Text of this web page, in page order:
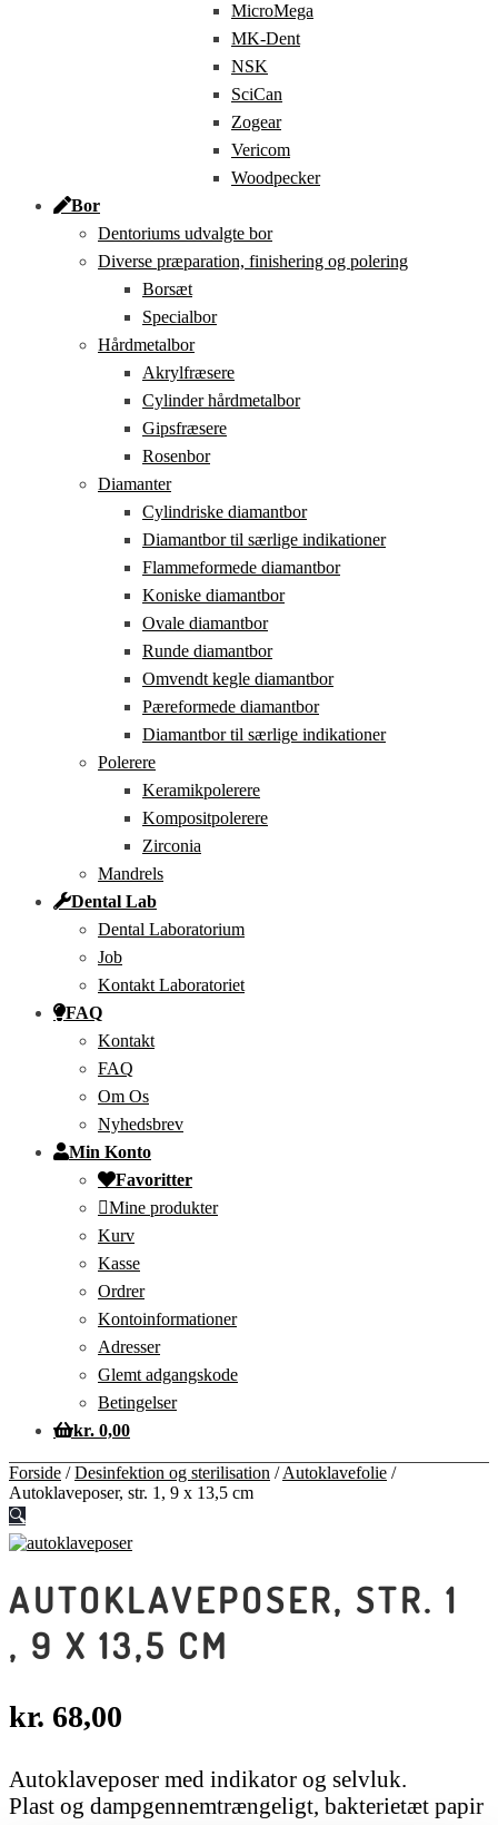
MicroMega
MK-Dent
NSK
SciCan
Zogear
Vericom
Woodpecker
Bor
Dentoriums udvalgte bor
Diverse præparation, finishering og polering
Borsæt
Specialbor
Hårdmetalbor
Akrylfræsere
Cylinder hårdmetalbor
Gipsfræsere
Rosenbor
Diamanter
Cylindriske diamantbor
Diamantbor til særlige indikationer
Flammeformede diamantbor
Koniske diamantbor
Ovale diamantbor
Runde diamantbor
Omvendt kegle diamantbor
Pæreformede diamantbor
Diamantbor til særlige indikationer
Polerere
Keramikpolerere
Kompositpolerere
Zirconia
Mandrels
Dental Lab
Dental Laboratorium
Job
Kontakt Laboratoriet
FAQ
Kontakt
FAQ
Om Os
Nyhedsbrev
Min Konto
Favoritter
Mine produkter
Kurv
Kasse
Ordrer
Kontoinformationer
Adresser
Glemt adgangskode
Betingelser
kr. 0,00
Forside /Desinfektion og sterilisation /Autoklavefolie /
Autoklaveposer, str. 1, 9 x 13,5 cm
🔍
AUTOKLAVEPOSER, STR. 1
, 9 X 13,5 CM
kr. 68,00
Autoklaveposer med indikator og selvluk.
Plast og dampgennemtrængeligt, bakterietæt papir